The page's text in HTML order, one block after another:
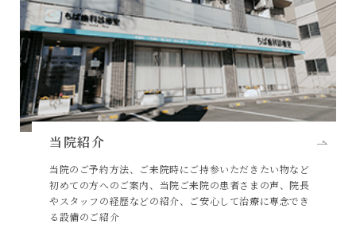
当院紹介
当院のご予約方法、ご来院時にご持参いただきたい物など
初めての方へのご案内、当院ご来院の患者さまの声、院長
やスタッフの経歴などの紹介、ご安心して治療に専念でき
る設備のご紹介